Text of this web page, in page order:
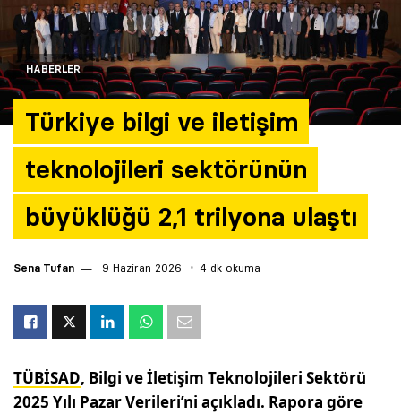
HABERLER
Türkiye bilgi ve iletişim
teknolojileri sektörünün
büyüklüğü 2,1 trilyona ulaştı
Sena Tufan 9 Haziran 2026 4 dk okuma
TÜBİSAD, Bilgi ve İletişim Teknolojileri Sektörü
2025 Yılı Pazar Verileri’ni açıkladı. Rapora göre